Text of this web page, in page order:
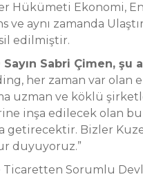
Hükümeti Ekonomi,
ve aynı zamanda
edilmiştir.
Sayın Sabri Çimen, şu
her zaman var olan
uzman ve köklü
inşa edilecek olan bu
getirecektir. Bizler
duyuyoruz.”
Ticaretten Sorumlu